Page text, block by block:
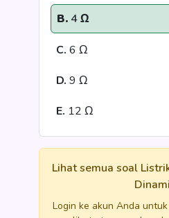
B. 4 Ω
C. 6 Ω
D. 9 Ω
E. 12 Ω
Lihat semua soal
Login ke akun Anda